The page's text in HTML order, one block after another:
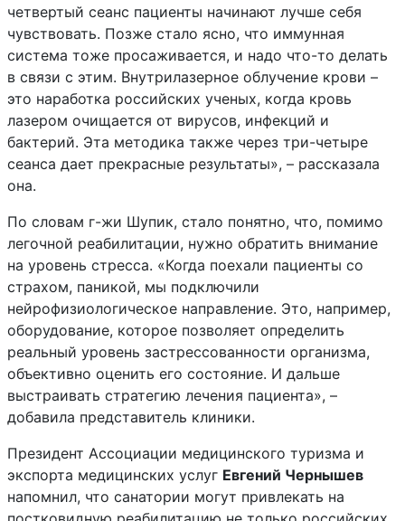
четвертый сеанс пациенты начинают лучше себя
чувствовать. Позже стало ясно, что иммунная
система тоже просаживается, и надо что-то делать
в связи с этим. Внутрилазерное облучение крови –
это наработка российских ученых, когда кровь
лазером очищается от вирусов, инфекций и
бактерий. Эта методика также через три-четыре
сеанса дает прекрасные результаты», – рассказала
она.
По словам г-жи Шупик, стало понятно, что, помимо
легочной реабилитации, нужно обратить внимание
на уровень стресса. «Когда поехали пациенты со
страхом, паникой, мы подключили
нейрофизиологическое направление. Это, например,
оборудование, которое позволяет определить
реальный уровень застрессованности организма,
объективно оценить его состояние. И дальше
выстраивать стратегию лечения пациента», –
добавила представитель клиники.
Президент Ассоциации медицинского туризма и
экспорта медицинских услуг Евгений Чернышев
напомнил, что санатории могут привлекать на